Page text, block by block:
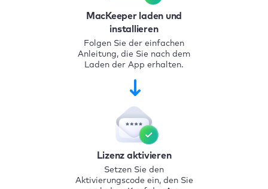
MacKeeper laden und
installieren
Folgen Sie der einfachen
Anleitung, die Sie nach dem
Laden der App erhalten.
Lizenz aktivieren
Setzen Sie den
Aktivierungscode ein, den Sie